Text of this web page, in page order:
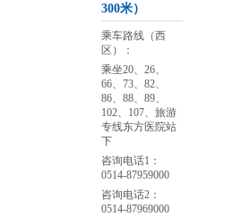
300米）
乘车路线（西
区）：
乘坐20、26、
66、73、82、
86、88、89、
102、107、旅游
专线东方医院站
下
咨询电话1：
0514-87959000
咨询电话2：
0514-87969000